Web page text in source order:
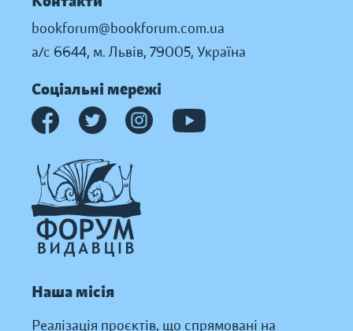
bookforum@bookforum.com.ua
а/с 6644, м. Львів, 79005, Україна
Соціальні мережі
Наша місія
Реалізація проєктів, що спрямовані на